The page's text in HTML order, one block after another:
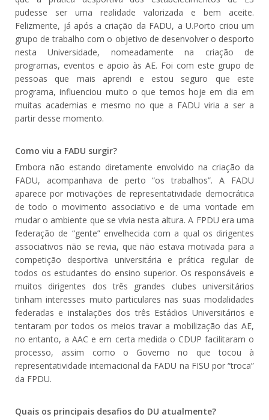
pudesse ser uma realidade valorizada e bem aceite.
Felizmente, já após a criação da FADU, a U.Porto criou um
grupo de trabalho com o objetivo de desenvolver o desporto
nesta Universidade, nomeadamente na criação de
programas, eventos e apoio às AE. Foi com este grupo de
pessoas que mais aprendi e estou seguro que este
programa, influenciou muito o que temos hoje em dia em
muitas academias e mesmo no que a FADU viria a ser a
partir desse momento.
Como viu a FADU surgir?
Embora não estando diretamente envolvido na criação da
FADU, acompanhava de perto “os trabalhos”. A FADU
aparece por motivações de representatividade democrática
de todo o movimento associativo e de uma vontade em
mudar o ambiente que se vivia nesta altura. A FPDU era uma
federação de “gente” envelhecida com a qual os dirigentes
associativos não se revia, que não estava motivada para a
competição desportiva universitária e prática regular de
todos os estudantes do ensino superior. Os responsáveis e
muitos dirigentes dos três grandes clubes universitários
tinham interesses muito particulares nas suas modalidades
federadas e instalações dos três Estádios Universitários e
tentaram por todos os meios travar a mobilização das AE,
no entanto, a AAC e em certa medida o CDUP facilitaram o
processo, assim como o Governo no que tocou à
representatividade internacional da FADU na FISU por “troca”
da FPDU.
Quais os principais desafios do DU atualmente?